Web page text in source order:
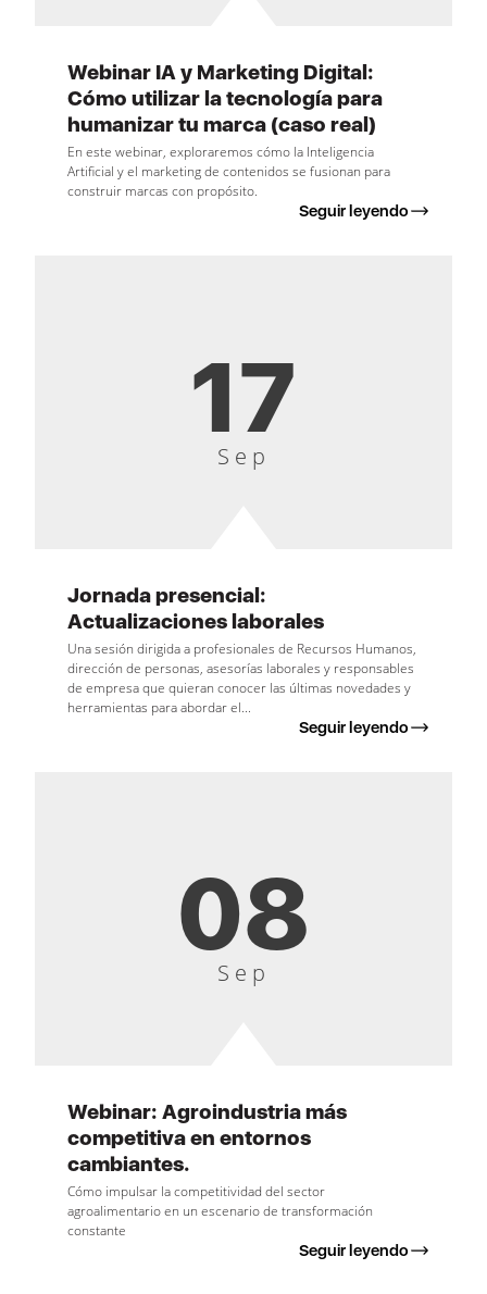
Webinar IA y Marketing Digital:
Cómo utilizar la tecnología para
humanizar tu marca (caso real)
En este webinar, exploraremos cómo la Inteligencia
Artificial y el marketing de contenidos se fusionan para
construir marcas con propósito.
Seguir leyendo
17
Sep
Jornada presencial:
Actualizaciones laborales
Una sesión dirigida a profesionales de Recursos Humanos,
dirección de personas, asesorías laborales y responsables
de empresa que quieran conocer las últimas novedades y
herramientas para abordar el...
Seguir leyendo
08
Sep
Webinar: Agroindustria más
competitiva en entornos
cambiantes.
Cómo impulsar la competitividad del sector
agroalimentario en un escenario de transformación
constante
Seguir leyendo